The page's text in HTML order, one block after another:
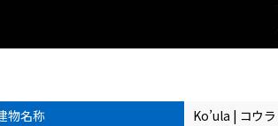
物名称 Ko’ula | コウラ